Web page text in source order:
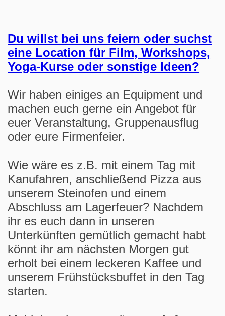
Du willst bei uns feiern oder suchst
eine Location für Film, Workshops,
Yoga-Kurse oder sonstige Ideen?
Wir haben einiges an Equipment und
machen euch gerne ein Angebot für
euer Veranstaltung, Gruppenausflug
oder eure Firmenfeier.
Wie wäre es z.B. mit einem Tag mit
Kanufahren, anschließend Pizza aus
unserem Steinofen und einem
Abschluss am Lagerfeuer? Nachdem
ihr es euch dann in unseren
Unterkünften gemütlich gemacht habt
könnt ihr am nächsten Morgen gut
erholt bei einem leckeren Kaffee und
unserem Frühstücksbuffet in den Tag
starten.